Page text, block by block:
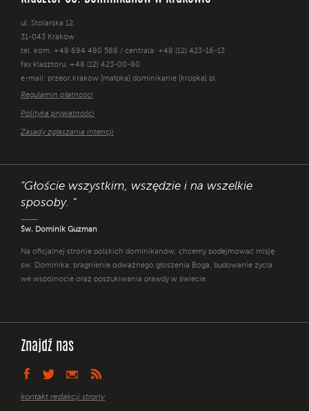
ul. Stolarska 12,
31-043 Kraków
tel. kom. +48 694 480 588 / centrala: +48 (12) 423-16-13
fax klasztoru: +48 (12) 423-00-80
e-mail: przeor.krakow [małpka] dominikanie [kropka] pl
Regulamin płatności
Polityka prywatności
Zasady zgłaszania intencji
"Głoście wszystkim, wszędzie i na wszelkie
sposoby. "
Św. Dominik Guzman
Na oficjalnej stronie polskich dominikanów, chcemy podejmować misję
św. Dominika: pragnienie odważnego głoszenia Boga, budowanie życia
we wspólnocie oraz poszukiwania prawdy w świecie.
Znajdź nas
kontakt redakcji strony